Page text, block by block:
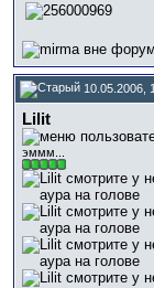
10.05.2006,
Lilit
эммм...